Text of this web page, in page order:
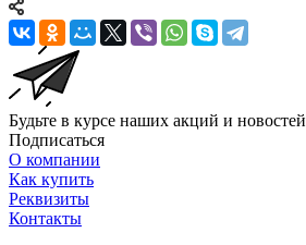
Будьте в курсе наших акций и новостей
Подписаться
О компании
Как купить
Реквизиты
Контакты